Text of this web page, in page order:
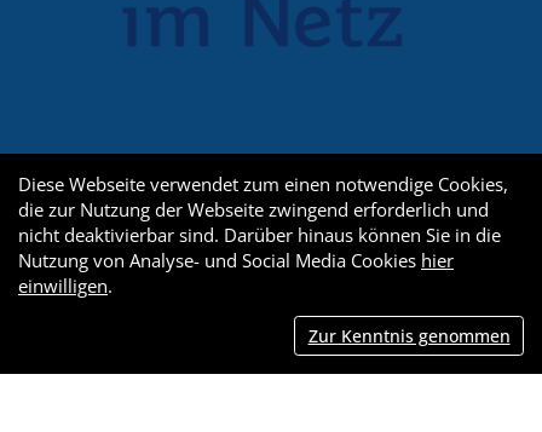
Diese Webseite verwendet zum einen notwendige Cookies,
die zur Nutzung der Webseite zwingend erforderlich und
nicht deaktivierbar sind. Darüber hinaus können Sie in die
Nutzung von Analyse- und Social Media Cookies hier
einwilligen.
Zur Kenntnis genommen